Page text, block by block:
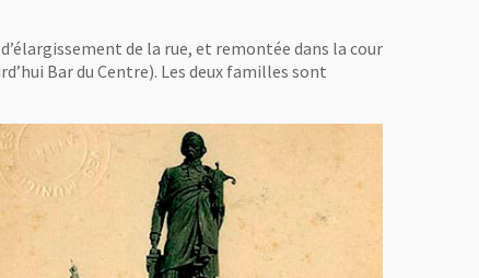
de la rue, et remontée dans la cour
Bar du Centre). Les deux familles sont